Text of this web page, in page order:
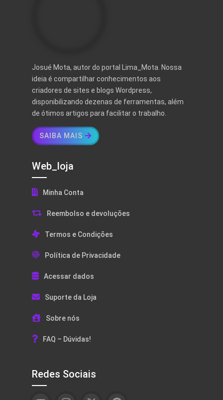
Josué Mota, autor do portal Lima_Mota. Nossa
ideia é compartilhar conhecimentos aos
criadores de sites e blogs Wordpress,
disponibilizando dezenas de ferramentas, além
de ótimos artigos para facilitar o trabalho.
SAIBA MAIS
Web_loja
Minha Conta
Reembolso e devoluções
Termos e Condições
Política de Privacidade
Acessar dados
Suporte da Loja
Sobre nós
FAQ – Dúvidas!
Redes Sociais